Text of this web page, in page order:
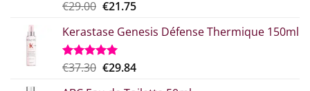
Βαθμολογήθηκε
από 5
€29.00 Original
was:
€29.00.
€21.75Η
τιμή
€21.75.
Kerastase Genesis Défense Thermique 150ml
Βαθμολογήθηκε
από 5
€37.30 Original
€29.84Η